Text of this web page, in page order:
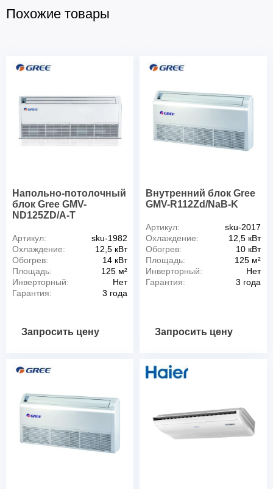
Похожие товары
Напольно-потолочный
блок Gree GMV-
ND125ZD/A-T
Артикул:
sku-1982
Охлаждение:
12,5 кВт
Обогрев:
14 кВт
Площадь:
125 м²
Инверторный:
Нет
Гарантия:
3 года
Запросить цену
Внутренний блок Gree
GMV-R112Zd/NaB-K
Артикул:
sku-2017
Охлаждение:
12,5 кВт
Обогрев:
10 кВт
Площадь:
125 м²
Инверторный:
Нет
Гарантия:
3 года
Запросить цену